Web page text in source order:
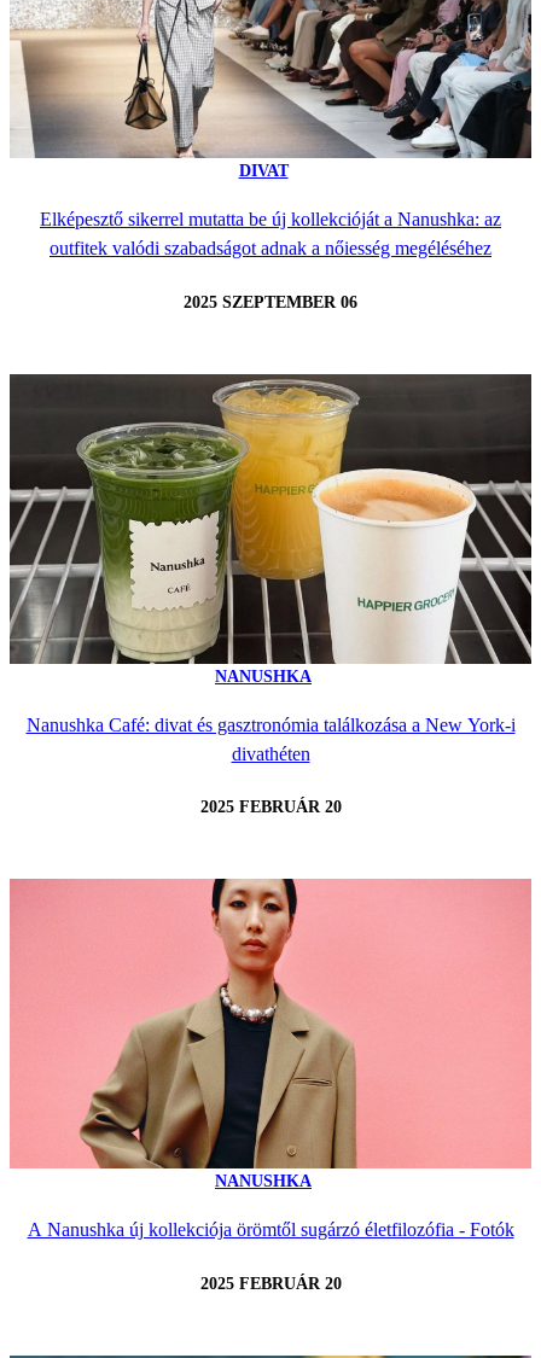
DIVAT
Elképesztő sikerrel mutatta be új kollekcióját a Nanushka: az
outfitek valódi szabadságot adnak a nőiesség megéléséhez
2025 SZEPTEMBER 06
NANUSHKA
Nanushka Café: divat és gasztronómia találkozása a New York-i
divathéten
2025 FEBRUÁR 20
NANUSHKA
A Nanushka új kollekciója örömtől sugárzó életfilozófia - Fotók
2025 FEBRUÁR 20